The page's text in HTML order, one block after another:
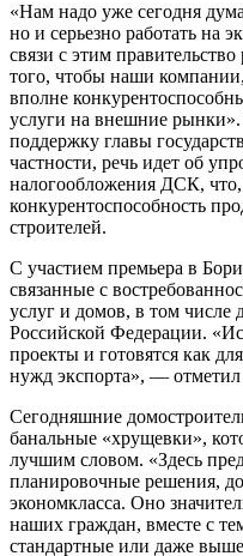
«Нам надо уже сегодня
но и серьезно работать на
связи с этим
того, чтобы наши
вполне
услуги на внешние
поддержку главы
частности, речь идет об
налогообложения ДСК,
конкурентоспособность
строителей.
С участием премьера в
связанные с
услуг и домов, в том числе
Российской Федерации.
проекты и готовятся как
нужд экспорта», —
Сегодняшние
банальные «хрущевки»,
лучшим словом. «Здесь
планировочные решения,
экономкласса. Оно
наших граждан, вместе с
стандартные или даже